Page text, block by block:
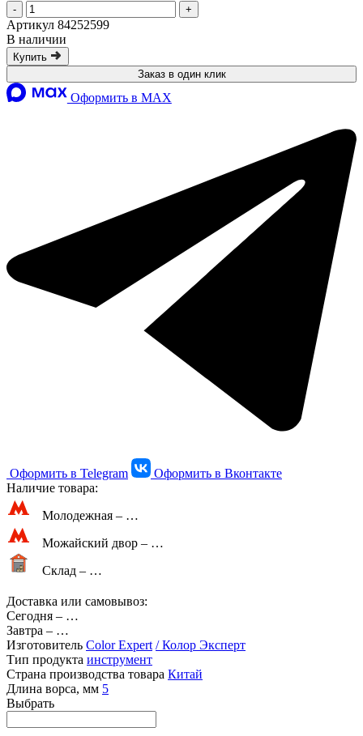
- +
Артикул 84252599
В наличии
Купить
Заказ в один клик
Оформить в MAX
Оформить в Telegram
Оформить в Вконтакте
Наличие товара:
Молодежная – …
Можайский двор – …
Склад – …
Доставка или самовывоз:
Сегодня – …
Завтра – …
Изготовитель Color Expert / Колор Эксперт
Тип продукта инструмент
Страна производства товара Китай
Длина ворса, мм 5
Выбрать